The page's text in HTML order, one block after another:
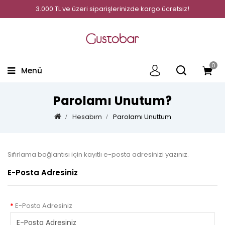
3.000 TL ve üzeri siparişlerinizde kargo ücretsiz!
0
Menü
Parolamı Unutum?
Hesabım Parolamı Unuttum
Sıfırlama bağlantısı için kayıtlı e-posta adresinizi yazınız.
E-Posta Adresiniz
E-Posta Adresiniz